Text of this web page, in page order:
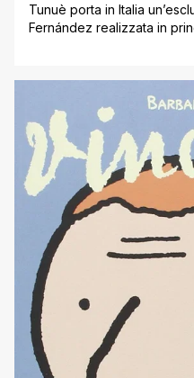
Tunuè porta in Italia
Fernández realizzata in
Nocturno), questa
ampio respiro, sempre
Nel 2004 debutta nel